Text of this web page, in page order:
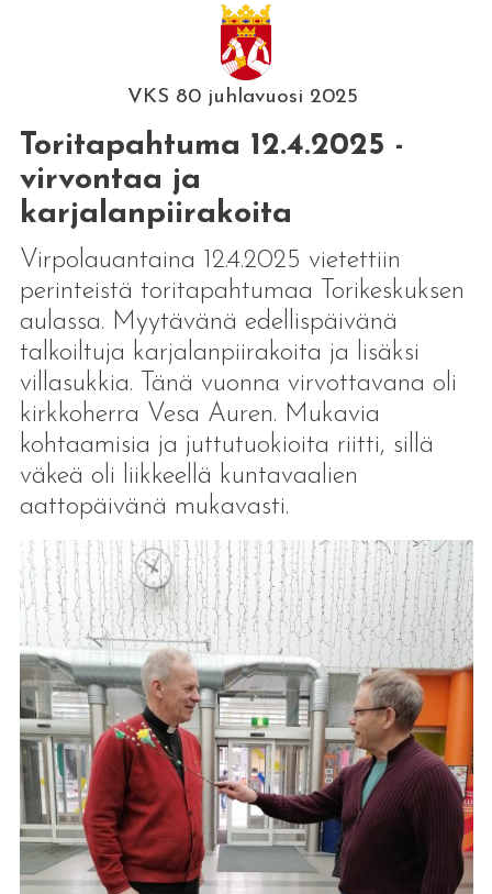
VKS 80 juhlavuosi 2025
Toritapahtuma 12.4.2025 -
virvontaa ja
karjalanpiirakoita
Virpolauantaina 12.4.2025 vietettiin
perinteistä toritapahtumaa Torikeskuksen
aulassa. Myytävänä edellispäivänä
talkoiltuja karjalanpiirakoita ja lisäksi
villasukkia. Tänä vuonna virvottavana oli
kirkkoherra Vesa Auren. Mukavia
kohtaamisia ja juttutuokioita riitti, sillä
väkeä oli liikkeellä kuntavaalien
aattopäivänä mukavasti.